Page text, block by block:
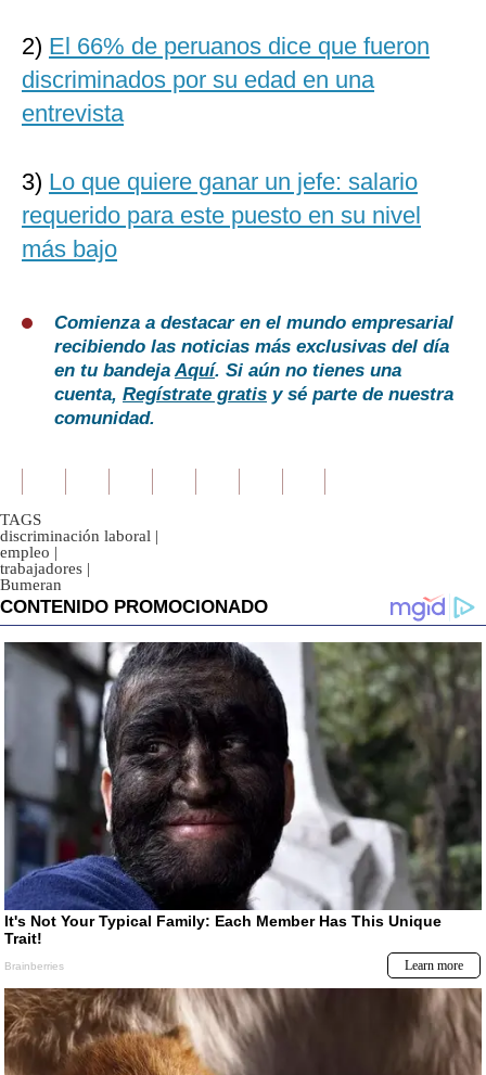
2) El 66% de peruanos dice que fueron
discriminados por su edad en una
entrevista
3) Lo que quiere ganar un jefe: salario
requerido para este puesto en su nivel
más bajo
Comienza a destacar en el mundo empresarial
recibiendo las noticias más exclusivas del día
en tu bandejaAquí. Si aún no tienes una
cuenta, Regístrate gratis y sé parte de nuestra
comunidad.
TAGS
discriminación laboral |
empleo |
trabajadores |
Bumeran